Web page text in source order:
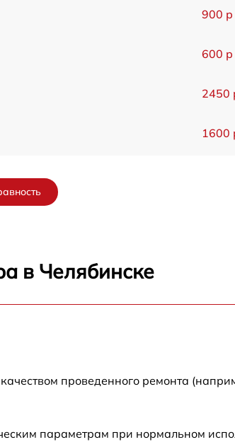
900 р
600 р
2450
1600
в Челябинске
проведенного ремонта
параметрам при нормальном